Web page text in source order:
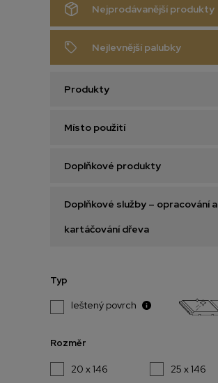
Nejprodávanější produkty
Nejlevnější palubky
Produkty
Místo použití
Doplňkové produkty
Doplňkové služby – opracování a
kartáčování dřeva
Rozměr
20 x 146
25 x 146
Typ
leštený povrch